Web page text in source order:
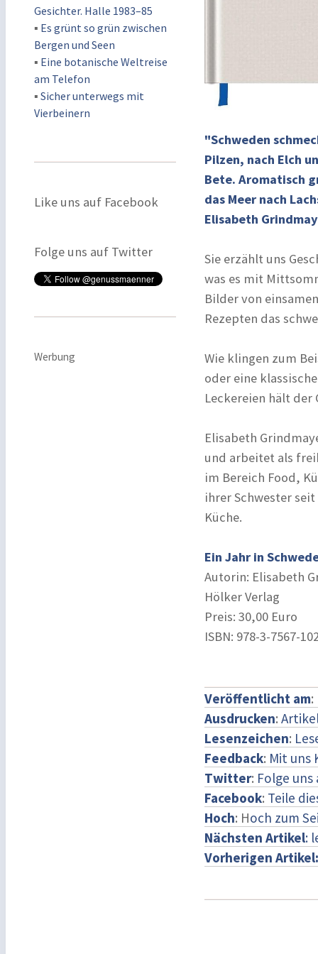
Gesichter. Halle 1983–85
▪ Es grünt so grün zwischen
Bergen und Seen
▪ Eine botanische Weltreise
am Telefon
▪ Sicher unterwegs mit
Vierbeinern
Like uns auf Facebook
Folge uns auf Twitter
Werbung
"Schweden
Pilzen, nach Elch
Bete. Aromatisch
das Meer nach
Elisabeth
Sie erzählt uns
was es mit
Bilder von
Rezepten das
Wie klingen zum
oder eine
Leckereien hält der
Elisabeth
und arbeitet als
im Bereich Food,
ihrer Schwester
Küche.
Ein Jahr in
Autorin: Elisabeth
Hölker Verlag
Preis: 30,00 Euro
ISBN: 978-3-7567-
Veröffentlicht am:
Ausdrucken:
Lesenzeichen:
Feedback: Mit uns
Twitter: Folge
Facebook: Teile
Hoch: Hoch zum
Nächsten Artikel:
Vorherigen